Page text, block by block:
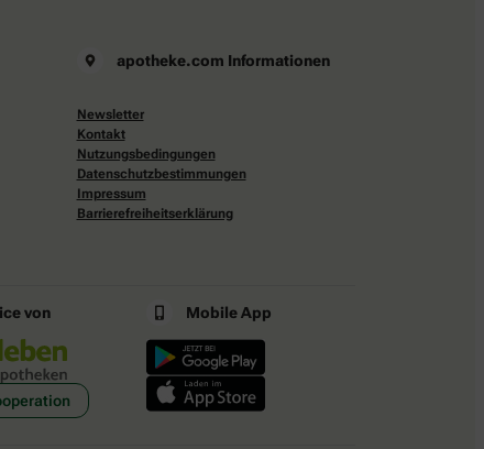
apotheke.com Informationen
Newsletter
Kontakt
Nutzungsbedingungen
Datenschutzbestimmungen
Impressum
Barrierefreiheitserklärung
von Mobile App